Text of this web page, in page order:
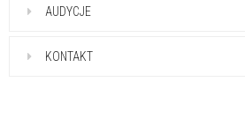
AUDYCJE
KONTAKT